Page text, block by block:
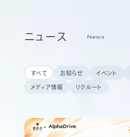
ニュース News
すべて お知らせ イベント
メディア情報 リクルート